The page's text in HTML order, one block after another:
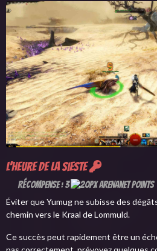
L'heure de la sieste
Récompense : 3
Éviter que Yumug ne subisse des
chemin vers le Kraal de Lommuld.
Ce succès peut rapidement être un